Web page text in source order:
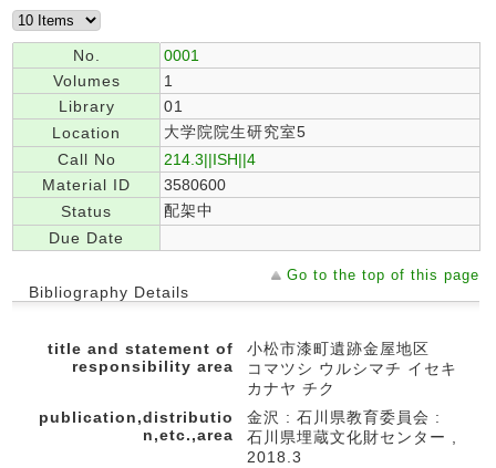
No.
0001
Volumes
1
Library
01
Location
大学院院生研究室5
Call No
214.3||ISH||4
Material ID
3580600
Status
配架中
Due Date
Go to the top of this page
Bibliography Details
title and statement of
responsibility area
小松市漆町遺跡金屋地区
コマツシ ウルシマチ イセキ
カナヤ チク
publication,distributio
n,etc.,area
金沢 : 石川県教育委員会 :
石川県埋蔵文化財センター ,
2018.3